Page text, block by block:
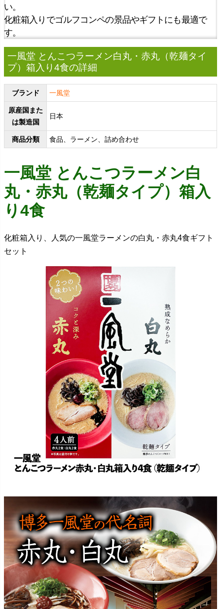
い。
化粧箱入りでゴルフコンペの景品やギフトにも最適で
す。
一風堂 とんこつラーメン白丸・赤丸（乾麺タイ
プ）箱入り4食の詳細
ブランド 一風堂
原産国また
は製造国
日本
商品分類 食品、ラーメン、詰め合わせ
一風堂 とんこつラーメン白
丸・赤丸（乾麺タイプ）箱入
り4食
化粧箱入り、人気の一風堂ラーメンの白丸・赤丸4食ギフト
セット